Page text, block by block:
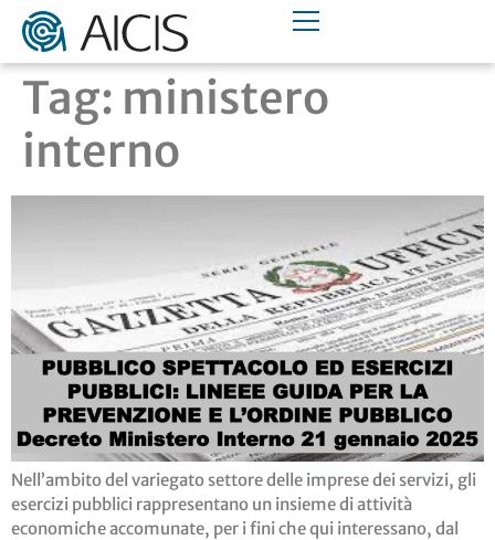
Tag: ministero
interno
Nell’ambito del variegato settore delle imprese dei servizi, gli
esercizi pubblici rappresentano un insieme di attività
economiche accomunate, per i fini che qui interessano, dal